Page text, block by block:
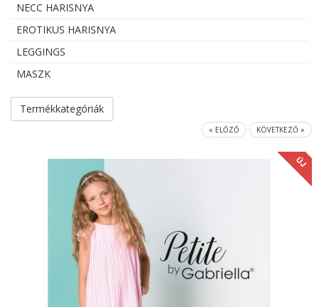
NECC HARISNYA
EROTIKUS HARISNYA
LEGGINGS
MASZK
Termékkategóriák
« ELŐZŐ KÖVETKEZŐ »
ÚJ